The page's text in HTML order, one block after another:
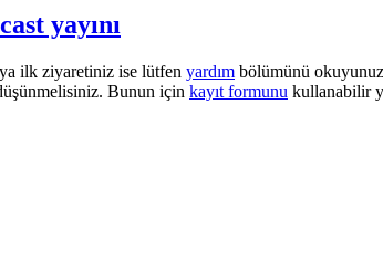
yayını
ilk ziyaretiniz ise lütfen yardım bölümünü
Bunun için kayıt formunu kullanabilir